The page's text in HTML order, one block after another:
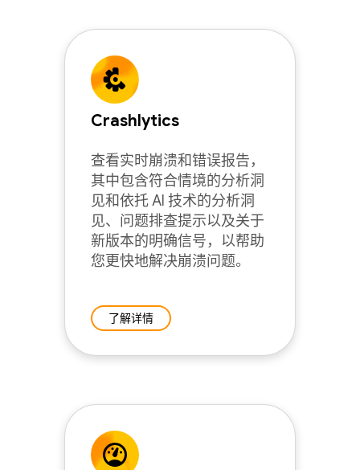
Crashlytics
查看实时崩溃和错误报告，
其中包含符合情境的分析洞
见和依托 AI 技术的分析洞
见、问题排查提示以及关于
新版本的明确信号，以帮助
您更快地解决崩溃问题。
了解详情